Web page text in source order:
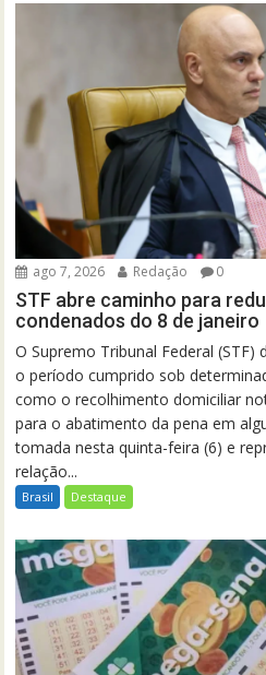
ago 7, 2026 Redação 0
STF abre caminho para
condenados do 8 de janeiro
O Supremo Tribunal Federal
o período cumprido sob
como o recolhimento domiciliar
para o abatimento da pena em
tomada nesta quinta-feira (6) e
relação...
Brasil Destaque